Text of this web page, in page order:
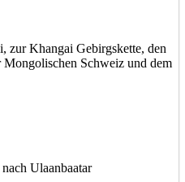
zur Khangai Gebirgskette, den
Schweiz und dem
Ulaanbaatar